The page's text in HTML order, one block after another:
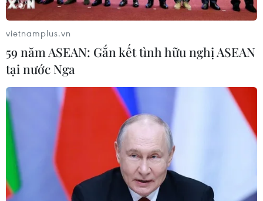
Iran phóng tên lửa đạn đạo nhằm vào 2 cơ
sở của Mỹ tại Iraq
08/01/2020 00:12
Các tên lửa đạn đạo đã được phóng từ bên trong Iran,
nhằm vào 2 cơ sở quân sự Mỹ tại Iraq là cơ sở tại thành
phố Erbil ở miền Bắc Iraq và căn cứ không quân Ain al-
vietnamplus.vn
59 năm ASEAN: Gắn kết tình hữu nghị ASEAN
tại nước Nga